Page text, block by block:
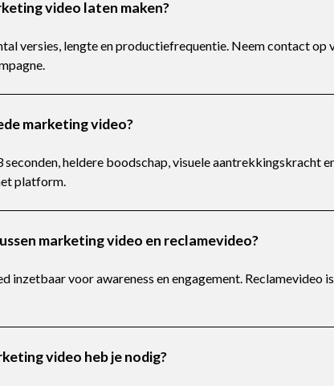
video laten maken?
versies, lengte en productiefrequentie. Neem contact op
marketing video?
seconden, heldere boodschap, visuele aantrekkingskracht
platform.
marketing video en reclamevideo?
inzetbaar voor awareness en engagement. Reclamevideo
video heb je nodig?